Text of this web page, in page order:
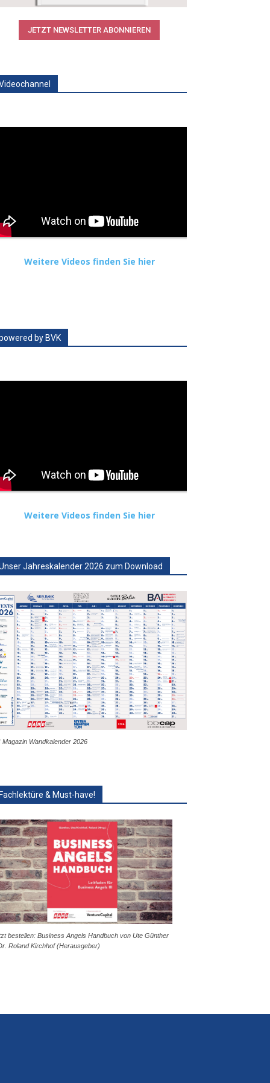
JETZT NEWSLETTER ABONNIEREN
Weitere Videos finden Sie hier
by BVK
Weitere Videos finden Sie hier
Jahreskalender 2026 zum Download
Magazin Wandkalender 2026
& Must-have!
bestellen: Business Angels Handbuch von Ute Günther
Roland Kirchhof (Herausgeber)